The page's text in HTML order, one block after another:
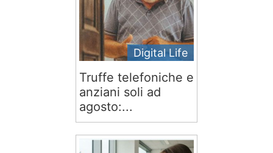
Digital Life
Truffe telefoniche e
anziani soli ad
agosto:...